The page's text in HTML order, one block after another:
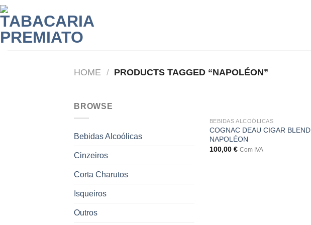
Skip
to
content
HOME / PRODUCTS TAGGED “NAPOLÉON”
BROWSE
Bebidas Alcoólicas
Cinzeiros
Corta Charutos
Isqueiros
Outros
BEBIDAS ALCOÓLICAS
COGNAC DEAU CIGAR BLEND
NAPOLÉON
100,00 € Com IVA